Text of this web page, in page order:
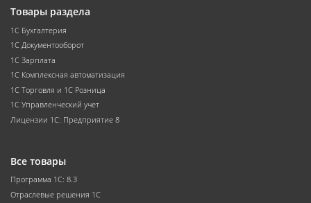
Товары раздела
1С Бухгалтерия
1С Документооборот
1С Зарплата
1С Комплексная автоматизация
1С Торговля и 1С Розница
1С Управленческий учет
Лицензии 1С: Предприятие 8
Все товары
Программа 1С: 8.3
Отраслевые решения 1С